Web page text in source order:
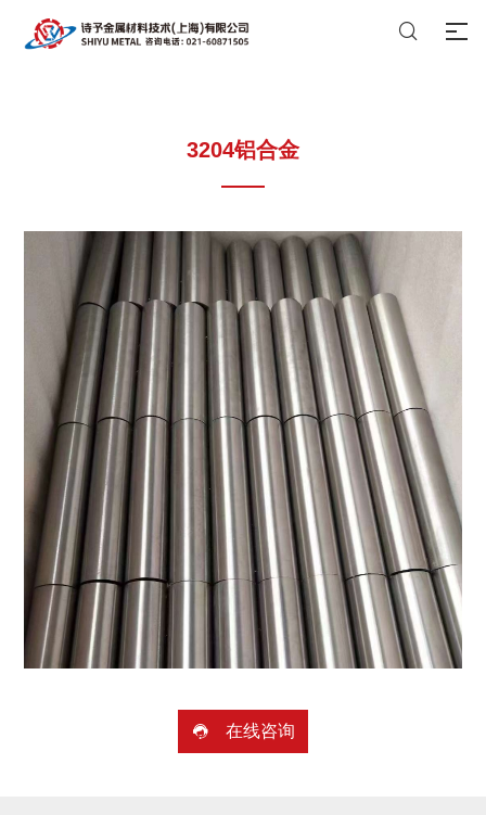

3204铝合金
 在线咨询